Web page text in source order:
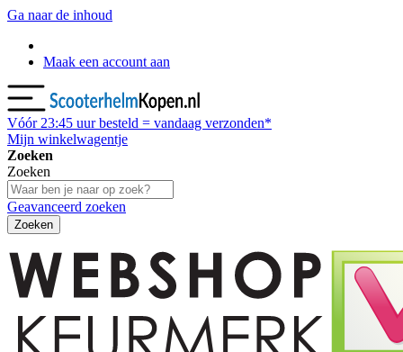
Ga naar de inhoud
Maak een account aan
Vóór 23:45 uur besteld = vandaag verzonden*
Mijn winkelwagentje
Zoeken
Zoeken
Geavanceerd zoeken
Zoeken